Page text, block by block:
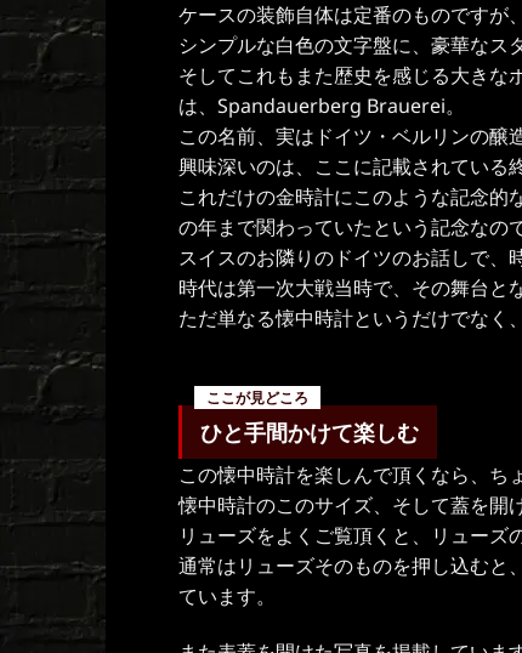
ケースの装飾自体は定番のものですが
シンプルな白色の文字盤に、豪華なス
そしてこれもまた歴史を感じる大きな
は、Spandauerberg Brauerei。
この名前、実はドイツ・ベルリンの醸
興味深いのは、ここに記載されている
これだけの金時計にこのような記念
の年まで関わっていたという記念なの
スイスのお隣りのドイツのお話しで、
時代は第一次大戦当時で、その舞台と
ただ単なる懐中時計というだけでなく
ひと手間かけて楽しむ
この懐中時計を楽しんで頂くなら、ち
懐中時計のこのサイズ、そして蓋を開
リューズをよくご覧頂くと、リューズ
通常はリューズそのものを押し込むと
ています。